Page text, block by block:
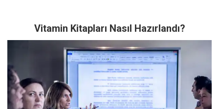
Çalışıyoruz!
Vitamin Kitapları Nasıl Hazırlandı?